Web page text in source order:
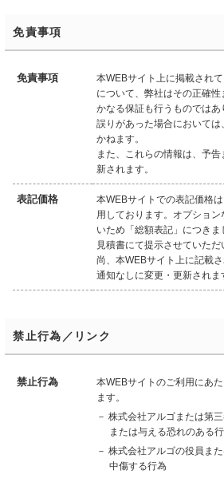
免責事項
免責事項
本WEBサイト上に掲載され
について、弊社はその正確
かなる保証も行うものでは
誤りがあった場合において
かねます。
また、これらの情報は、予
新されます。
表記価格
本WEBサイトでの表記価格
用しております。オプショ
いため「総額表記」につき
見積書にて提示させていただ
尚、本WEBサイト上に記載
通知なしに変更・更新されま
禁止行為／リンク
禁止行為
本WEBサイトのご利用にあ
ます。
－ 株式会社アルゴまたは第
または与える恐れのある
－ 株式会社アルゴの役員ま
中傷する行為